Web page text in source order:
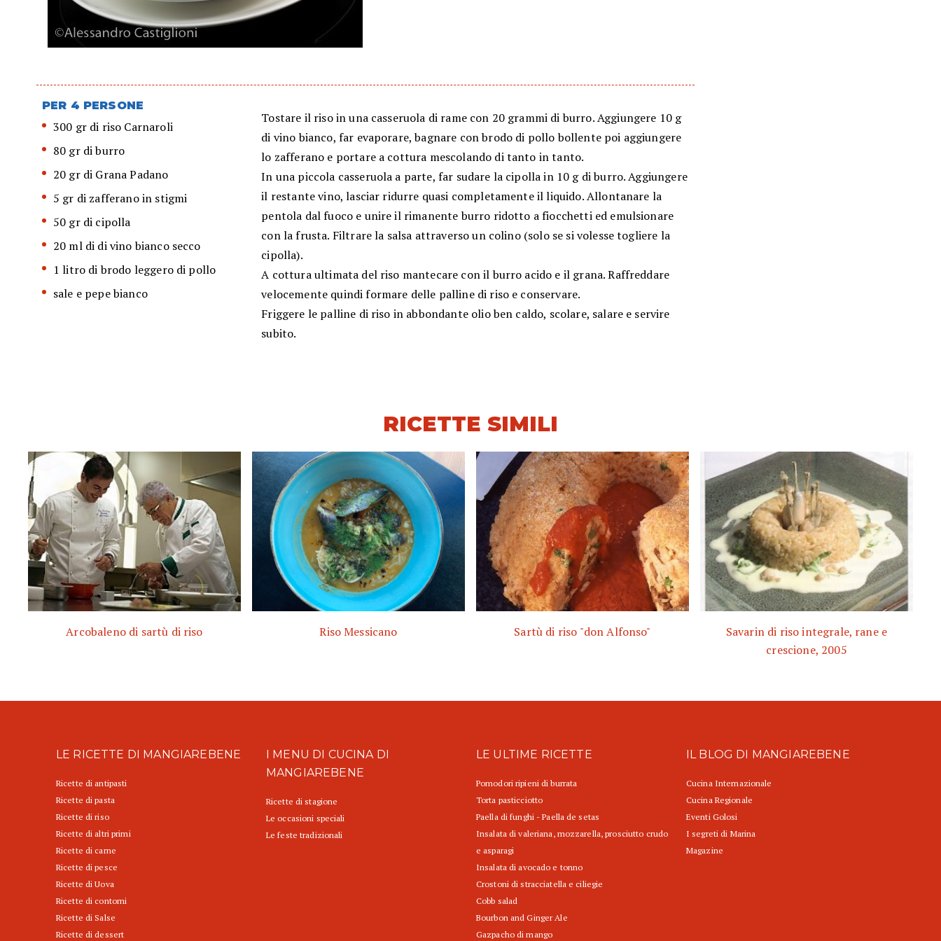
PER 4 PERSONE
300 gr di riso Carnaroli
80 gr di burro
20 gr di Grana Padano
5 gr di zafferano in stigmi
50 gr di cipolla
20 ml di di vino bianco secco
1 litro di brodo leggero di pollo
sale e pepe bianco
Tostare il riso in una casseruola di rame con 20 grammi di burro. Aggiungere 10 g
di vino bianco, far evaporare, bagnare con brodo di pollo bollente poi aggiungere
lo zafferano e portare a cottura mescolando di tanto in tanto.
In una piccola casseruola a parte, far sudare la cipolla in 10 g di burro. Aggiungere
il restante vino, lasciar ridurre quasi completamente il liquido. Allontanare la
pentola dal fuoco e unire il rimanente burro ridotto a fiocchetti ed emulsionare
con la frusta. Filtrare la salsa attraverso un colino (solo se si volesse togliere la
cipolla).
A cottura ultimata del riso mantecare con il burro acido e il grana. Raffreddare
velocemente quindi formare delle palline di riso e conservare.
Friggere le palline di riso in abbondante olio ben caldo, scolare, salare e servire
subito.
RICETTE SIMILI
Arcobaleno di sartù di riso Riso Messicano Sartù di riso "don Alfonso"
Savarin di riso integrale, rane e
crescione, 2005
LE RICETTE DI MANGIAREBENE
Ricette di antipasti
Ricette di pasta
Ricette di riso
Ricette di altri primi
Ricette di carne
Ricette di pesce
Ricette di Uova
Ricette di contorni
Ricette di Salse
Ricette di dessert
I MENU DI CUCINA DI
MANGIAREBENE
Ricette di stagione
Le occasioni speciali
Le feste tradizionali
LE ULTIME RICETTE
Pomodori ripieni di burrata
Torta pasticciotto
Paella di funghi - Paella de setas
Insalata di valeriana, mozzarella, prosciutto crudo
e asparagi
Insalata di avocado e tonno
Crostoni di stracciatella e ciliegie
Cobb salad
Bourbon and Ginger Ale
Gazpacho di mango
IL BLOG DI MANGIAREBENE
Cucina Internazionale
Cucina Regionale
Eventi Golosi
I segreti di Marina
Magazine